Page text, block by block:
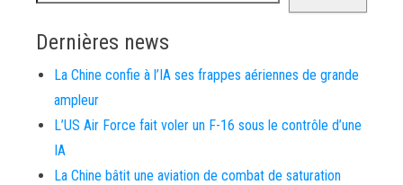
Dernières news
La Chine confie à l’IA ses frappes aériennes de grande
ampleur
L’US Air Force fait voler un F-16 sous le contrôle d’une
IA
La Chine bâtit une aviation de combat de saturation